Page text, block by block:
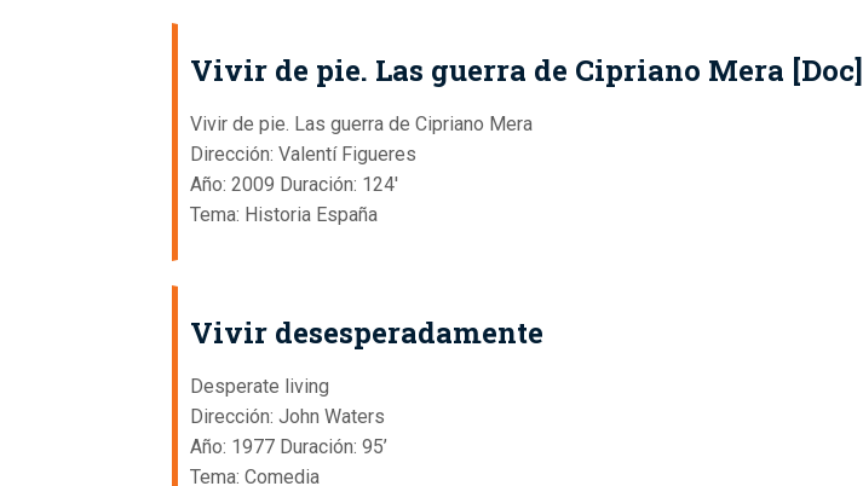
Vivir de pie. Las guerra de Cipriano Mera [Doc]
Vivir de pie. Las guerra de Cipriano Mera
Dirección: Valentí Figueres
Año: 2009 Duración: 124'
Tema: Historia España
Vivir desesperadamente
Desperate living
Dirección: John Waters
Año: 1977 Duración: 95’
Tema: Comedia